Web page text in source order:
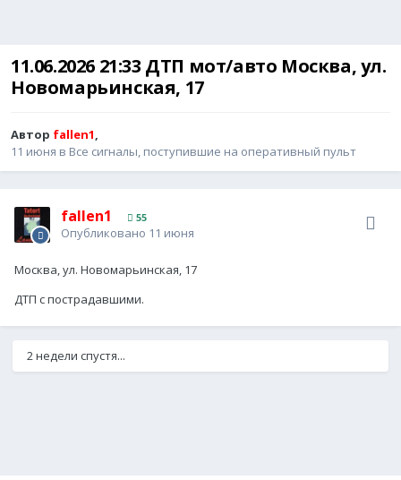
11.06.2026 21:33 ДТП мот/авто Москва, ул.
Новомарьинская, 17
Автор fallen1,
11 июня в Все сигналы, поступившие на оперативный пульт
fallen1 55
Опубликовано 11 июня
Москва, ул. Новомарьинская, 17
ДТП с пострадавшими.
2 недели спустя...